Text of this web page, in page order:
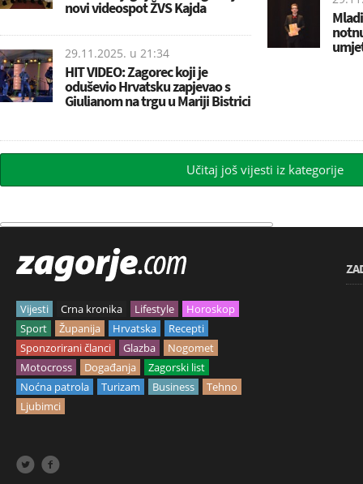
novi videospot ŽVS Kajda
29.11.2025. u 21:34
HIT VIDEO: Zagorec koji je
oduševio Hrvatsku zapjevao s
Giulianom na trgu u Mariji Bistrici
Učitaj još vijesti iz kategorije
Vijesti Crna kronika Lifestyle
Horoskop
Sport
Županija Hrvatska
Recepti
Sponzorirani članci
Glazba
Nogomet
Motocross
Događanja
Zagorski list
Noćna patrola
Turizam Business
Tehno
Ljubimci
 